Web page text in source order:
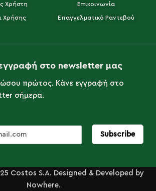
Χρήστη
Χρήσης
Επικοινωνία
Επαγγελματικό Ραντεβού
στο newsletter μας
πρώτος. Κάνε εγγραφή στο
σήμερα.
Costos S.A. Designed & Developed by
Nowhere.